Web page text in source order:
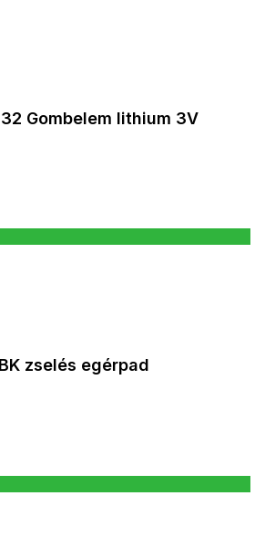
Gombelem lithium 3V
zselés egérpad